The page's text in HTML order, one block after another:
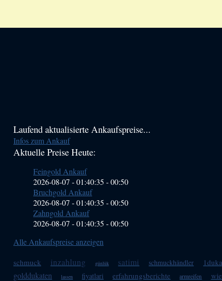
Haupt-
Sidebar
Laufend aktualisierte Ankaufspreise...
Infos zum Ankauf
Aktuelle Preise Heute:
Feingold Ankauf
2026-08-07 - 01:40:35 -00:50
Bruchgold Ankauf
2026-08-07 - 01:40:35 -00:50
Zahngold Ankauf
2026-08-07 - 01:40:35 -00:50
Alle Ankaufspreise anzeigen
schmuck inzahlung günlük satimi schmuckhändler
golddukaten lassen fiyatlari erfahrungsberichte armreifen